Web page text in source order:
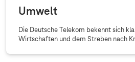
Umwelt
Die Deutsche Telekom bekennt sich
Wirtschaften und dem Streben nach